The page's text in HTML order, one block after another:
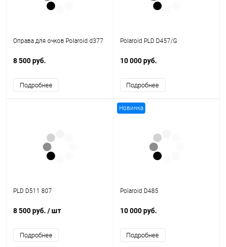
Оправа для очков Polaroid d377
8 500 руб.
Подробнее
Polaroid PLD D457/G
10 000 руб.
Подробнее
PLD D511 807
8 500 руб. / шт
Подробнее
Новинка
Polaroid D485
10 000 руб.
Подробнее